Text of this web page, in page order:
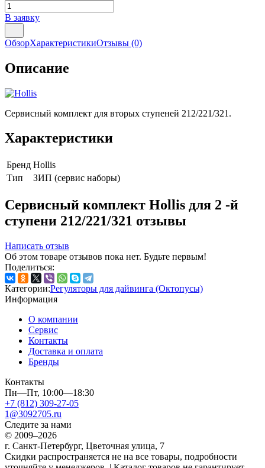
В заявку
ОбзорХарактеристикиОтзывы (0)
Описание
Сервисный комплект для вторых ступеней 212/221/321.
Характеристики
Бренд Hollis
Тип
ЗИП (сервис наборы)
Сервисный комплект Hollis для 2 -й
ступени 212/221/321 отзывы
Написать отзыв
Об этом товаре отзывов пока нет. Будьте первым!
Поделиться:
Категории:Регуляторы для дайвинга (Октопусы)
Информация
О компании
Сервис
Контакты
Доставка и оплата
Бренды
Контакты
Пн—Пт, 10:00—18:30
+7 (812) 309-27-05
1@3092705.ru
Следите за нами
© 2009–2026
г. Санкт-Петербург, Цветочная улица, 7
Скидки распространяется не на все товары, подробности